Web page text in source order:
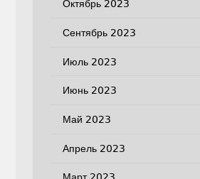
Октябрь 2023
Сентябрь 2023
Июль 2023
Июнь 2023
Май 2023
Апрель 2023